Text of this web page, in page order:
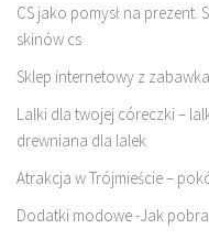
CS jako pomysł na
skinów cs
Sklep internetowy z
Lalki dla twojej córeczki –
drewniana dla lalek
Atrakcja w Trójmieście –
Dodatki modowe -Jak